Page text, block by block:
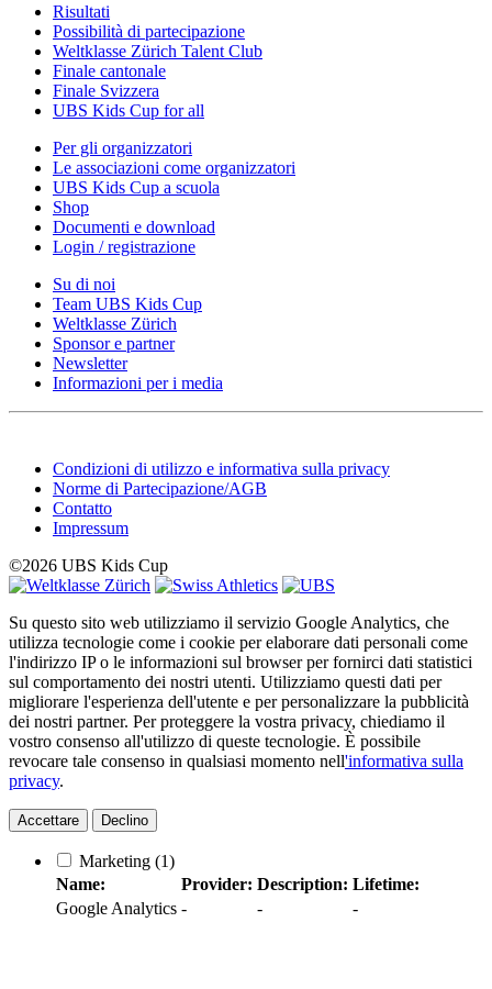
Risultati
Possibilità di partecipazione
Weltklasse Zürich Talent Club
Finale cantonale
Finale Svizzera
UBS Kids Cup for all
Per gli organizzatori
Le associazioni come organizzatori
UBS Kids Cup a scuola
Shop
Documenti e download
Login / registrazione
Su di noi
Team UBS Kids Cup
Weltklasse Zürich
Sponsor e partner
Newsletter
Informazioni per i media
Condizioni di utilizzo e informativa sulla privacy
Norme di Partecipazione/AGB
Contatto
Impressum
©2026 UBS Kids Cup
Su questo sito web utilizziamo il servizio Google Analytics, che
utilizza tecnologie come i cookie per elaborare dati personali come
l'indirizzo IP o le informazioni sul browser per fornirci dati statistici
sul comportamento dei nostri utenti. Utilizziamo questi dati per
migliorare l'esperienza dell'utente e per personalizzare la pubblicità
dei nostri partner. Per proteggere la vostra privacy, chiediamo il
vostro consenso all'utilizzo di queste tecnologie. È possibile
revocare tale consenso in qualsiasi momento nell'informativa sulla
privacy.
Accettare Declino
Marketing (1)
Name:
Provider: Description: Lifetime:
Google Analytics - - -